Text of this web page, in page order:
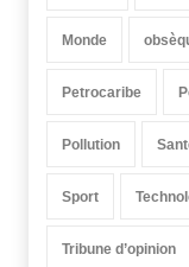
Monde
Petrocaribe
Pollution
Sport
Tribune d’opinion